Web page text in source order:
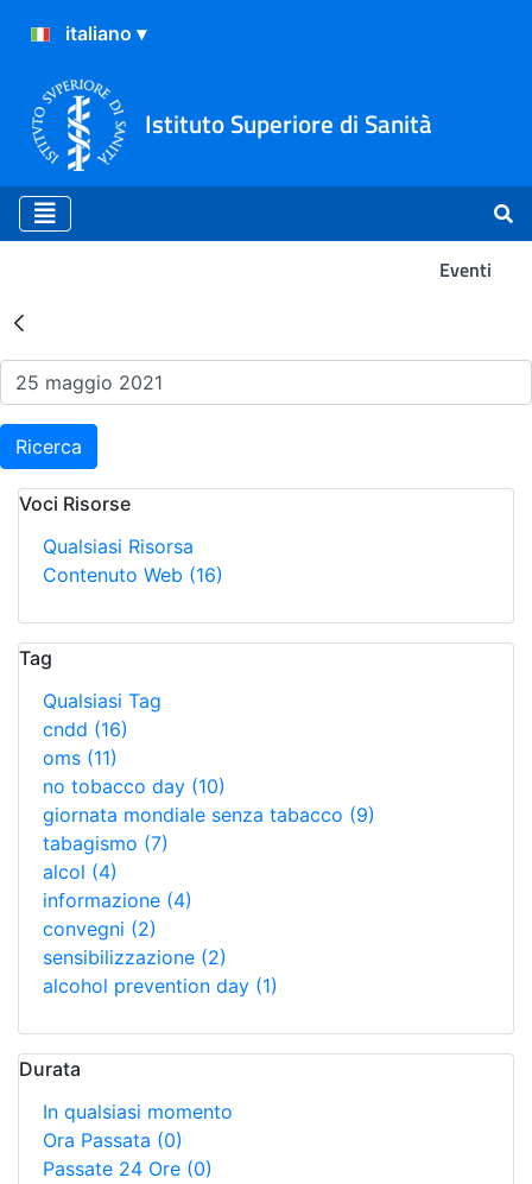
Istituto Superiore di Sanità
Eventi
Risultati della Ricerca -
Ricerca
Voci Risorse
Qualsiasi Risorsa
Contenuto Web (16)
Tag
Qualsiasi Tag
cndd (16)
oms (11)
no tobacco day (10)
giornata mondiale senza tabacco (9)
tabagismo (7)
alcol (4)
informazione (4)
convegni (2)
sensibilizzazione (2)
alcohol prevention day (1)
Durata
In qualsiasi momento
Ora Passata (0)
Passate 24 Ore (0)